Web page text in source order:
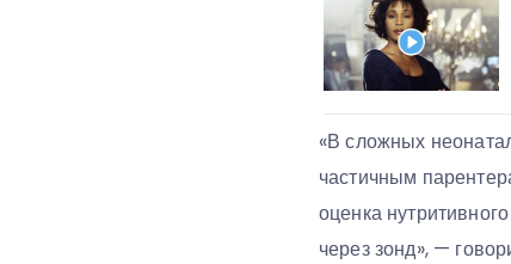
«В сложных
частичным
оценка
через зонд», —